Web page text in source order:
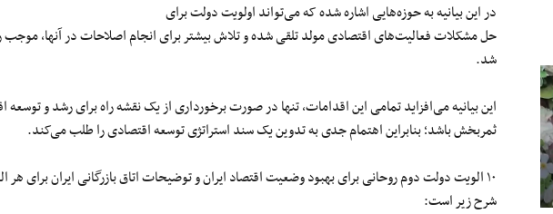
در این بیانیه به حوزه‌هاییاشارهشدهکه می‌تواند اولویت دولت برای
حل مشکلات فعالیت‌های اقتصادی مولد تلقی شده وتلاشبیشتر برای انجام اصلاحات در آنها،
شد.
این بیانیه می‌افزاید تمامی این اقدامات، تنها در صورت برخورداری ازیکنقشه راه برای رشد و توسعه
ثمربخش باشد؛ بنابراین اهتمام جدی به تدوینیکسند استراتژی توسعه اقتصادی را طلب می‌کند.
۱۰الویت دولتدومروحانی برای بهبود وضعیت اقتصاد ایران و توضیحات اتاق بازرگانی ایران برای هر
شرح زیر است: